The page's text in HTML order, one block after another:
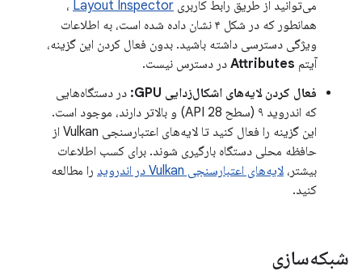
می‌توانید از طریق رابط کاربری Layout Inspector ،
همانطور که در شکل ۴ نشان داده شده است، به اطلاعات
ویژگی دسترسی داشته باشید. بدون فعال کردن این گزینه،
آیتم Attributes در دسترس نیست.
فعال کردن لایه‌های اشکال‌زدایی GPU:
در دستگاه‌هایی
که اندروید ۹ (سطح API 28) و بالاتر دارند، موجود است.
این گزینه را فعال کنید تا لایه‌های اعتبارسنجی Vulkan از
حافظه محلی دستگاه بارگیری شوند. برای کسب اطلاعات
بیشتر، لایه‌های اعتبارسنجی Vulkan در اندروید
را مطالعه
کنید.
شبکه‌سازی